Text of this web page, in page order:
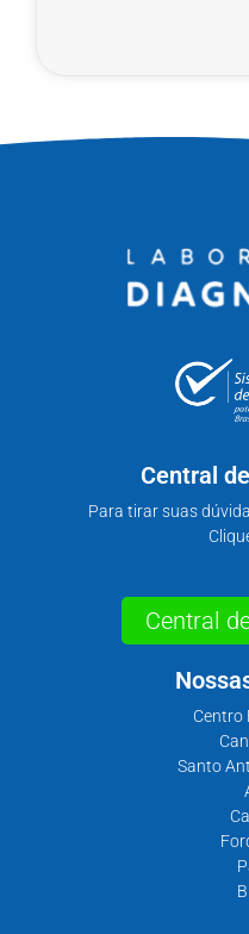
Central
Para tirar suas
Central
Centro
Santo